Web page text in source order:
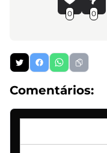
0 0
Comentários: